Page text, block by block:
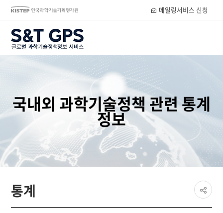
S&T GPS
메일링서비스 신청
국내외 과학기술정책 관련 통계
정보
통계
페이지
공유
share